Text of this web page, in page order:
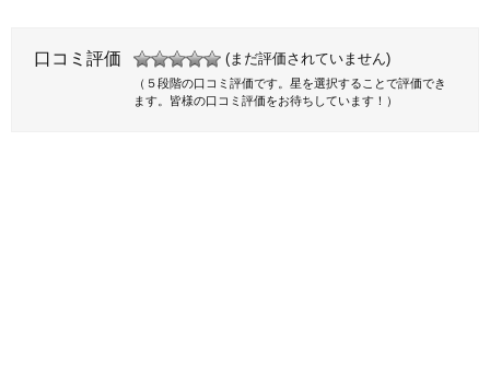
口コミ評価 (まだ評価されていません)
（５段階の口コミ評価です。星を選択することで評価でき
ます。皆様の口コミ評価をお待ちしています！）